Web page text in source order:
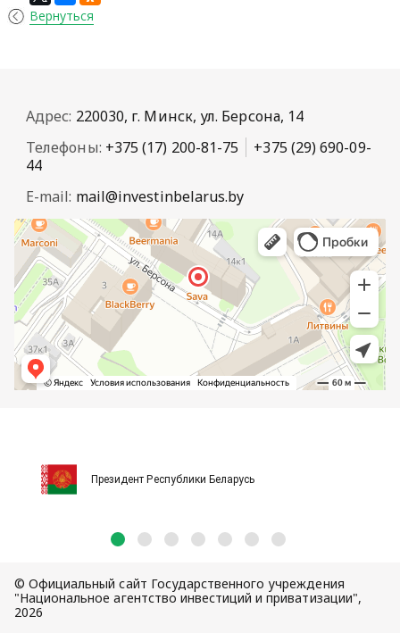
Вернуться
Адрес: 220030, г. Минск, ул. Берсона, 14
Телефоны: +375 (17) 200-81-75
+375 (29) 690-09-
44
E-mail: mail@investinbelarus.by
Президент Республики Беларусь
© Официальный сайт Государственного учреждения
"Национальное агентство инвестиций и приватизации",
2026